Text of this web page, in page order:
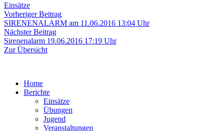
Einsätze
Beitragsnavigation
Vorheriger BeitragVorheriger
Beitrag:
SIRENENALARM am 11.06.2016 13:04 Uhr
Nächster BeitragNächster
Beitrag:
Sirenenalarm 19.06.2016 17:19 Uhr
Zur Übersicht
Home
Berichte
Einsätze
Übungen
Jugend
Veranstaltungen